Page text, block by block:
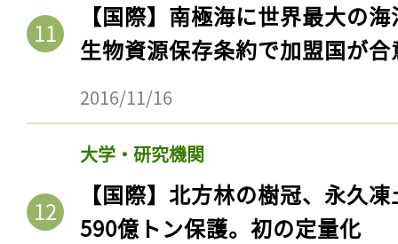
【国際】南極海に世界最大の
生物資源保存条約で加盟国が合
2016/11/16
大学・研究機関
【国際】北方林の樹冠、永久
590億トン保護。初の定量化
記事をお気に入りに
ログインが必